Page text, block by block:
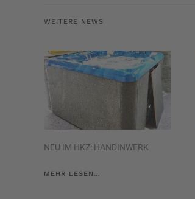
WEITERE NEWS
NEU IM HKZ: HANDINWERK
MEHR LESEN…